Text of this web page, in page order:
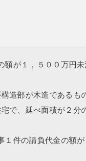
額が１，５００万円
造部が木造であるも
で、延べ面積が２分
件の請負代金の額